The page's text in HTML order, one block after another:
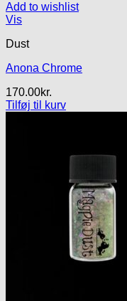
Add to wishlist
Vis
Dust
Anona Chrome
170.00kr.
Tilføj til kurv